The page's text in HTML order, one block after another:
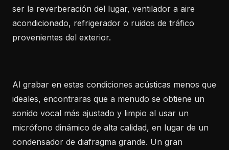
ser la reverberación del lugar, ventilador a aire
acondicionado, refrigerador o ruidos de tráfico
provenientes del exterior.
Al grabar en estas condiciones acústicas menos que
ideales, encontraras que a menudo se obtiene un
sonido vocal más ajustado y limpio al usar un
micrófono dinámico de alta calidad, en lugar de un
condensador de diafragma grande. Un gran